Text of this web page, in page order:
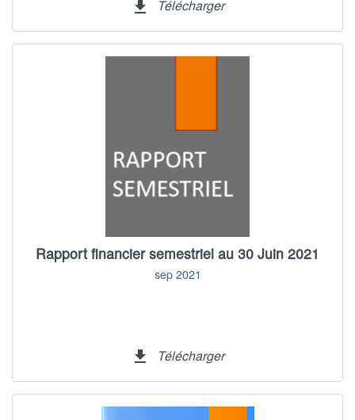
file_download Télécharger
Rapport financier semestriel au 30 Juin 2021
sep 2021
file_download Télécharger